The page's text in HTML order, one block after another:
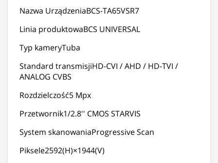
Nazwa UrządzeniaBCS-TA65VSR7
Linia produktowaBCS UNIVERSAL
Typ kameryTuba
Standard transmisjiHD-CVI / AHD / HD-TVI /
ANALOG CVBS
Rozdzielczość5 Mpx
Przetwornik1/2.8'' CMOS STARVIS
System skanowaniaProgressive Scan
Piksele2592(H)×1944(V)